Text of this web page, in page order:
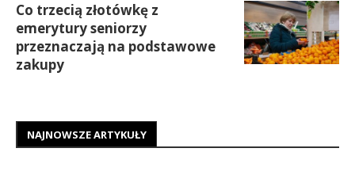
Co trzecią złotówkę z
emerytury seniorzy
przeznaczają na podstawowe
zakupy
NAJNOWSZE ARTYKUŁY